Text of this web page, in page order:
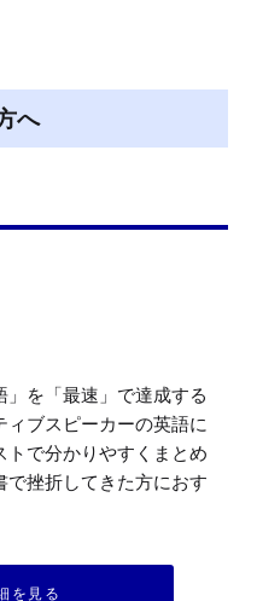
へ
を「最速」で達成する
ブスピーカーの英語に
で分かりやすくまとめ
で挫折してきた方におす
を見る